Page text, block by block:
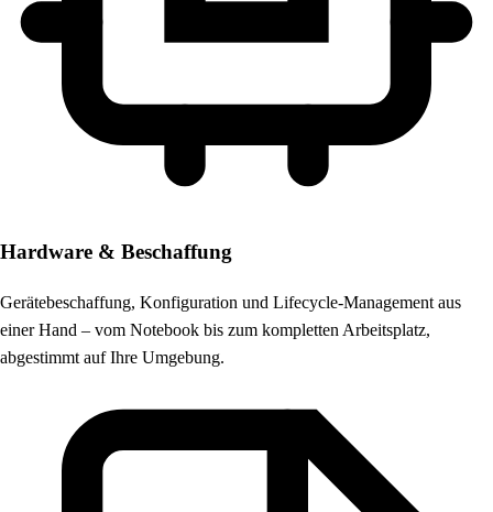
Hardware & Beschaffung
Gerätebeschaffung, Konfiguration und Lifecycle-Management aus
einer Hand – vom Notebook bis zum kompletten Arbeitsplatz,
abgestimmt auf Ihre Umgebung.